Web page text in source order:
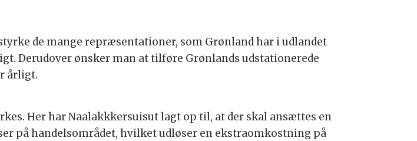
de mange repræsentationer, som Grønland har i udlandet
Derudover ønsker man at tilføre Grønlands udstationerede
årligt.
Her har Naalakkkersuisut lagt op til, at der skal ansættes en
på handelsområdet, hvilket udløser en ekstraomkostning på